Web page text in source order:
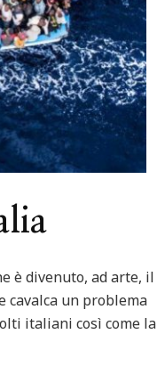
è divenuto, ad arte, il
cavalca un problema
italiani così come la